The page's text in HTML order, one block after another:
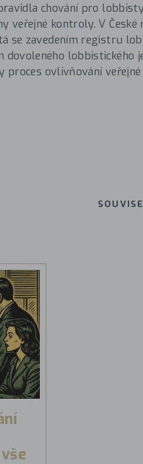
chování pro
veřejné kontroly. V
se zavedením registru
dovoleného lobbistického
proces ovlivňování